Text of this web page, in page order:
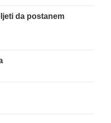
da postanem